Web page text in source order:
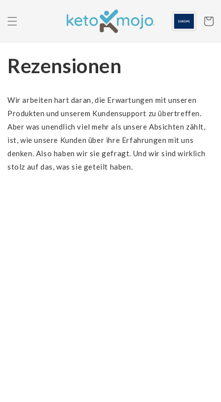
springen
Rezensionen
Wir arbeiten hart daran, die Erwartungen mit unseren
Produkten und unserem Kundensupport zu übertreffen.
Aber was unendlich viel mehr als unsere Absichten zählt,
ist, wie unsere Kunden über ihre Erfahrungen mit uns
denken. Also haben wir sie gefragt. Und wir sind wirklich
stolz auf das, was sie geteilt haben.